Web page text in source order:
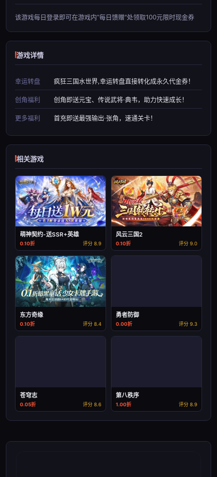
该游戏每日登录即可在游戏内“每日馈赠"处领取100元限时现金券
游戏详情
幸运转盘 疯狂三国水世界,幸运转盘直接转化成永久代金券！
创角福利 创角即送元宝、传说武将·典韦，助力快速成长！
更多福利 首充即送最强输出·张角，速通关卡！
相关游戏
萌神契约-送SSR+英雄
0.10折 评分 8.9
风云三国2
0.10折 评分 9.0
东方奇缘
0.10折 评分 8.4
勇者防御
0.00折 评分 9.3
苍穹志
0.05折 评分 8.6
第八秩序
1.00折 评分 8.9